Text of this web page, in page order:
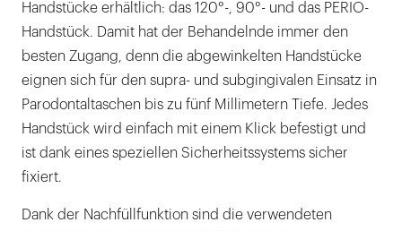
Handstücke erhältlich: das 120°-, 90°- und das PERIO-
Handstück. Damit hat der Behandelnde immer den
besten Zugang, denn die abgewinkelten Handstücke
eignen sich für den supra- und subgingivalen Einsatz in
Parodontaltaschen bis zu fünf Millimetern Tiefe. Jedes
Handstück wird einfach mit einem Klick befestigt und
ist dank eines speziellen Sicherheitssystems sicher
fixiert.
Dank der Nachfüllfunktion sind die verwendeten